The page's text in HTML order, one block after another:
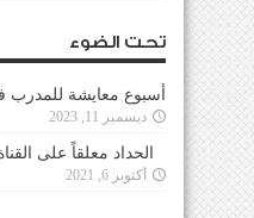
تحت الضوء
أسبوع معايشة للمدرب
ديسمبر 11, 2023
الحداد معلقاً على
أكتوبر 6, 2021